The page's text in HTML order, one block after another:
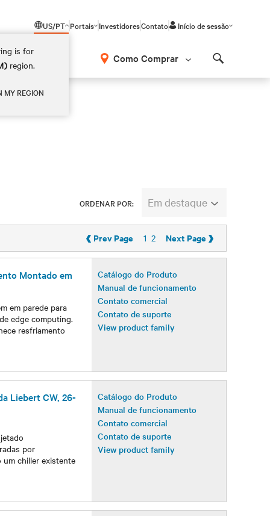
US/PT
is for
region.
MY REGION
Portais InvestidoresContato Início de sessão
Como Comprar
ORDENAR POR: Em destaque
‹ Prev Page 1 2 Next Page ›
Montado em
em parede para
edge computing.
resfriamento
Catálogo do Produto
Manual de funcionamento
Contato comercial
Contato de suporte
View product family
Liebert CW, 26-
por
chiller existente
Catálogo do Produto
Manual de funcionamento
Contato comercial
Contato de suporte
View product family